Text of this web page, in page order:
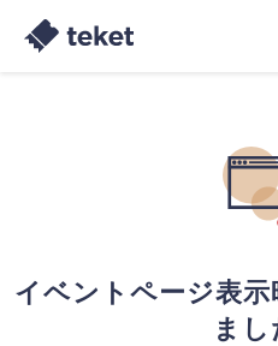
イベントページ表
まし